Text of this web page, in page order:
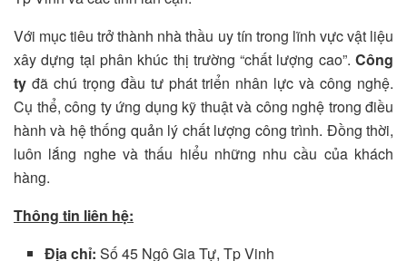
Với mục tiêu trở thành nhà thầu uy tín trong lĩnh vực vật liệu
xây dựng tại phân khúc thị trường “chất lượng cao”. Công
ty đã chú trọng đầu tư phát triển nhân lực và công nghệ.
Cụ thể, công ty ứng dụng kỹ thuật và công nghệ trong điều
hành và hệ thống quản lý chất lượng công trình. Đồng thời,
luôn lắng nghe và thấu hiểu những nhu cầu của khách
hàng.
Thông tin liên hệ:
Địa chỉ:Số 45 Ngô Gia Tự, Tp Vinh